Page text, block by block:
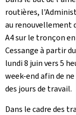
routières,
au renouvellement
A4 sur le tronçon
Cessange à partir
lundi 8 juin vers 5
week-end afin de
des jours de travail.
Dans le cadre des